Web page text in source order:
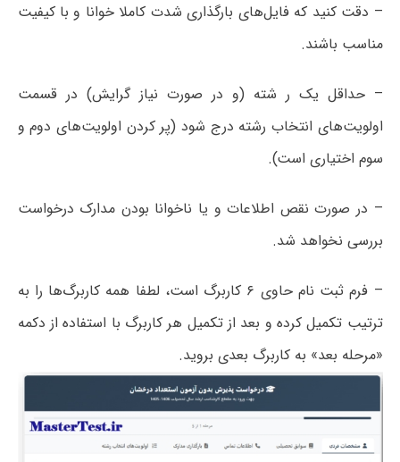
– دقت کنید که فایل‌های بارگذاری شدت کاملا خوانا و با کیفیت
مناسب باشند.
– حداقل یک ر شته (و در صورت نیاز گرایش) در قسمت
اولویت‌های انتخاب رشته درج شود (پر کردن اولویت‌های دوم و
سوم اختیاری است).
– در صورت نقص اطلاعات و یا ناخوانا بودن مدارک درخواست
بررسی نخواهد شد.
– فرم ثبت نام حاوی ۶ کاربرگ است، لطفا همه کاربرگ‌ها را به
ترتیب تکمیل کرده و بعد از تکمیل هر کاربرگ با استفاده از دکمه
«مرحله بعد» به کاربرگ بعدی بروید.